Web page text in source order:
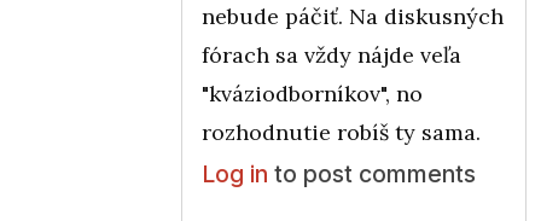
nebude páčiť. Na diskusných
fórach sa vždy nájde veľa
"kváziodborníkov", no
rozhodnutie robíš ty sama.
Log in to post comments